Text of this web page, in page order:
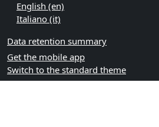
English ‎(en)‎
Italiano ‎(it)‎
Data retention summary
Get the mobile app
Switch to the standard theme